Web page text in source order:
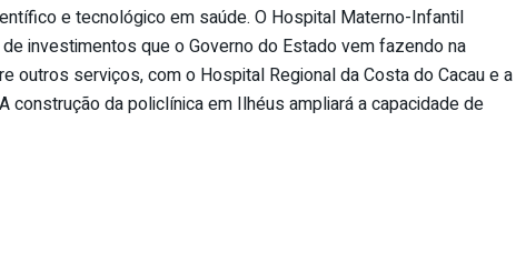
e tecnológico em saúde. O Hospital Materno-Infantil
investimentos que o Governo do Estado vem fazendo na
outros serviços, com o Hospital Regional da Costa do Cacau e a
construção da policlínica em Ilhéus ampliará a capacidade de